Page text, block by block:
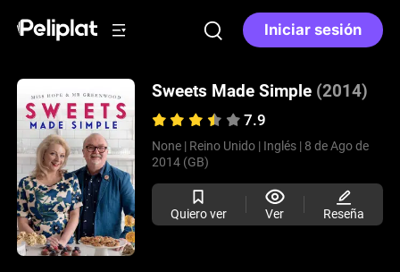
Iniciar sesión
Sweets Made Simple (2014)
7.9
None | Reino Unido | Inglés | 8 de Ago de
2014 (GB)
Quiero ver Ver Reseña